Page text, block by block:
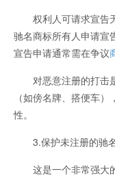
权利人可请求宣告无
驰名商标所有人申请宣
宣告申请通常需在争议
对恶意注册的打击
（如傍名牌、搭便车
性。
3.保护未注册的驰名
这是一个非常强大